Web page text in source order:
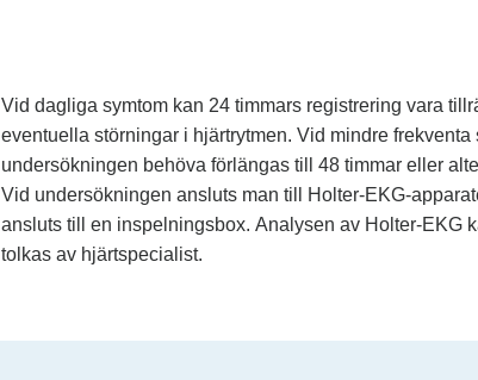
Vid dagliga symtom kan 24 timmars registrering vara
eventuella störningar i hjärtrytmen. Vid mindre frekventa
undersökningen behöva förlängas till 48 timmar eller
Vid undersökningen ansluts man till Holter-EKG-
ansluts till en inspelningsbox. Analysen av Holter-EKG
tolkas av hjärtspecialist.